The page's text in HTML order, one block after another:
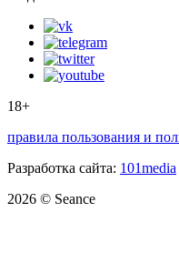
18+
правила пользования и
Разработка сайта: 101media
2026 © Seance